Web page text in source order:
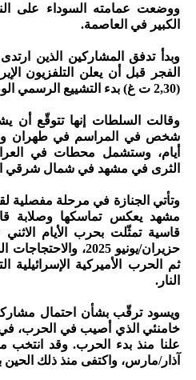
ووضعت عمامته السوداء على
الكبير في العاصمة.
وبدأ تدفق المشاركين الذين
الفجر قبل أن يعلن التلفزيون
(2,30 ت غ) بدء التشييع الرسمي الوطني.
أيام، وستشمل محطات في
الثرى في مشهد في شمال شرقي
وتأتي الجنازة في مرحلة مفصلية
مشهد يعكس تماسكها وصلابة
قاسية تمثّلت بحرب الأيام
ثم الحرب الأميركية الإسرائيلية
النار.
ويسود ترقّب بشأن احتمال
خامنئي الذي أصيب في الحرب، في
علنا منذ بدء الحرب. وقد انتخب
آذار/مارس، واكتفى منذ ذلك الحين